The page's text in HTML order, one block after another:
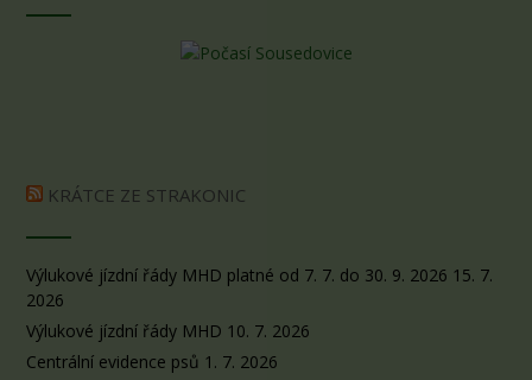
KRÁTCE ZE STRAKONIC
Výlukové jízdní řády MHD platné od 7. 7. do 30. 9. 2026 15. 7.
2026
Výlukové jízdní řády MHD 10. 7. 2026
Centrální evidence psů 1. 7. 2026